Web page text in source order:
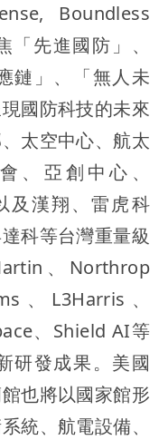
Boundless
先進國防」、
鏈」、「無人未
國防科技的未來
太空中心、航太
、亞創中心、
及漢翔、雷虎科
科等台灣重量級
、Northrop
、L3Harris、
、Shield AI等
研發成果。美國
也將以國家館形
統、航電設備、